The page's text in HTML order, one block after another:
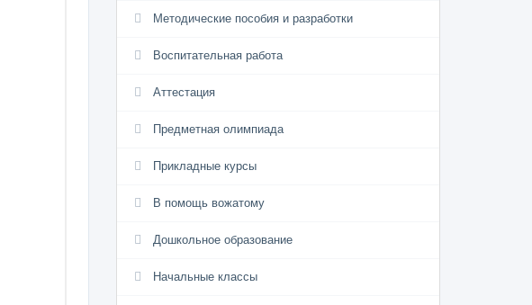
Методические пособия и разработки
Воспитательная работа
Аттестация
Предметная олимпиада
Прикладные курсы
В помощь вожатому
Дошкольное образование
Начальные классы